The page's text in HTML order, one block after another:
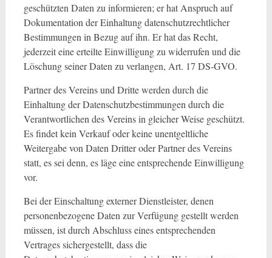
geschützten Daten zu informieren; er hat Anspruch auf
Dokumentation der Einhaltung datenschutzrechtlicher
Bestimmungen in Bezug auf ihn. Er hat das Recht,
jederzeit eine erteilte Einwilligung zu widerrufen und die
Löschung seiner Daten zu verlangen, Art. 17 DS-GVO.
Partner des Vereins und Dritte werden durch die
Einhaltung der Datenschutzbestimmungen durch die
Verantwortlichen des Vereins in gleicher Weise geschützt.
Es findet kein Verkauf oder keine unentgeltliche
Weitergabe von Daten Dritter oder Partner des Vereins
statt, es sei denn, es läge eine entsprechende Einwilligung
vor.
Bei der Einschaltung externer Dienstleister, denen
personenbezogene Daten zur Verfügung gestellt werden
müssen, ist durch Abschluss eines entsprechenden
Vertrages sichergestellt, dass die